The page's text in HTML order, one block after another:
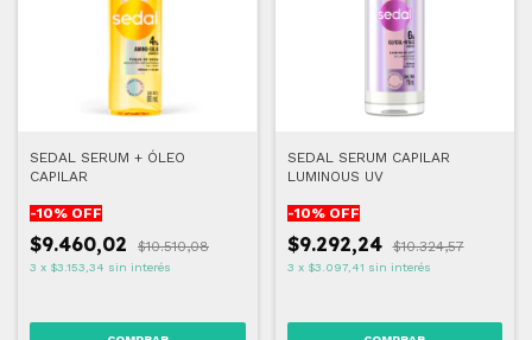
SEDAL SERUM + ÓLEO
CAPILAR
-10% OFF
$9.460,02 $10.510,08
3 x $3.153,34 sin interés
SEDAL SERUM CAPILAR
LUMINOUS UV
-10% OFF
$9.292,24 $10.324,57
3 x $3.097,41 sin interés